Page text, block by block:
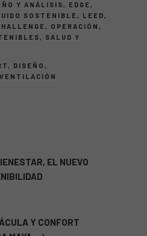
Y ANÁLISIS , EDGE ,
SOSTENIBLE , LEED ,
, OPERACIÓN ,
, SALUD Y
, DISEÑO ,
VENTILACIÓN
EL NUEVO
Y CONFORT